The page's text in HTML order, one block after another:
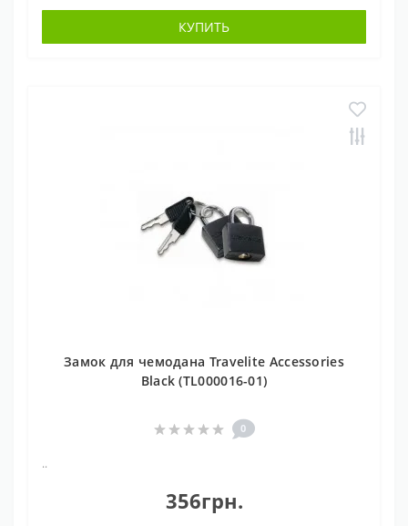
КУПИТЬ
Замок для чемодана Travelite Accessories
Black (TL000016-01)
0
..
356грн.